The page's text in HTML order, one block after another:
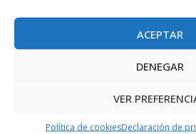
ACEPTAR
DENEGAR
VER
Política de cookiesDeclaración de